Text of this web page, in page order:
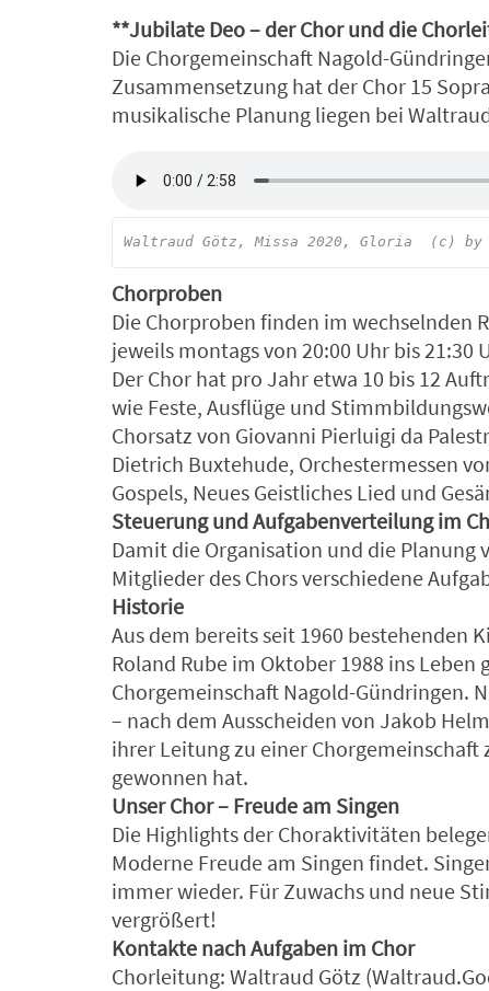
**Jubilate Deo – der Chor und die
Die Chorgemeinschaft Nagold-
Zusammensetzung hat der Chor 15
musikalische Planung liegen bei
Waltraud Götz, Missa 2020, Gloria  (c) by
Chorproben
Die Chorproben finden im wechselnden
jeweils montags von 20:00 Uhr bis 21:30
Der Chor hat pro Jahr etwa 10 bis 12
wie Feste, Ausflüge und
Chorsatz von Giovanni Pierluigi da
Dietrich Buxtehude, Orchestermessen
Gospels, Neues Geistliches Lied und
Steuerung und Aufgabenverteilung im
Damit die Organisation und die
Mitglieder des Chors verschiedene
Historie
Aus dem bereits seit 1960 bestehenden
Roland Rube im Oktober 1988 ins
Chorgemeinschaft Nagold-Gündringen.
– nach dem Ausscheiden von Jakob
ihrer Leitung zu einer
gewonnen hat.
Unser Chor – Freude am Singen
Die Highlights der Choraktivitäten
Moderne Freude am Singen findet.
immer wieder. Für Zuwachs und neue
vergrößert!
Kontakte nach Aufgaben im Chor
Chorleitung: Waltraud Götz